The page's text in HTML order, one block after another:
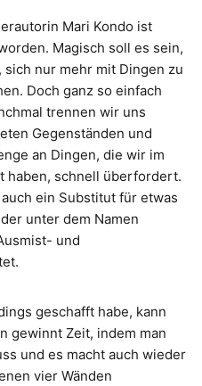
Mari Kondo ist
Magisch soll es sein,
nur mehr mit Dingen zu
Doch ganz so einfach
trennen wir uns
Gegenständen und
an Dingen, die wir im
haben, schnell überfordert.
ein Substitut für etwas
unter dem Namen
und
geschafft habe, kann
gewinnt Zeit, indem man
und es macht auch wieder
vier Wänden